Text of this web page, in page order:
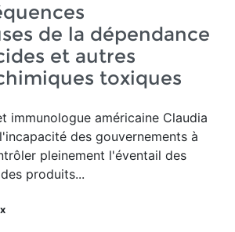
de la dépendance
et autres
toxiques
immunologue américaine Claudia
des gouvernements à
pleinement l'éventail des
produits...